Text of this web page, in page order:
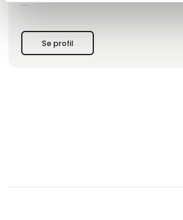
Alle brød og kager er naturligvis
Se profil